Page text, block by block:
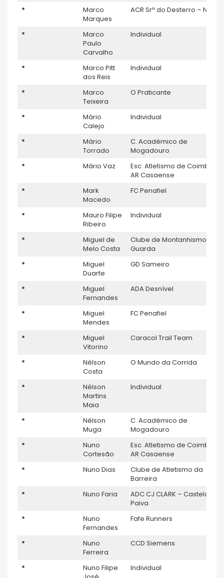
*
Marco
Marques
ACR Srª do Desterro – Napo
*
Marco
Paulo
Carvalho
Individual
*
Marco Pitt
dos Reis
Individual
*
Marco
Teixeira
O Praticante
*
Mário
Calejo
Individual
*
Mário
Torrado
C. Académico de
Mogadouro
*
Mário Vaz
Esc. Atletismo de Coimbra –
AR Casaense
*
Mark
Macedo
FC Penafiel
*
Mauro Filipe
Ribeiro
Individual
*
Miguel de
Melo Costa
Clube de Montanhismo da
Guarda
*
Miguel
Duarte
GD Sameiro
*
Miguel
Fernandes
ADA Desnível
*
Miguel
Mendes
FC Penafiel
*
Miguel
Vitorino
Caracol Trail Team
*
Nélson
Costa
O Mundo da Corrida
*
Nélson
Martins
Maia
Individual
*
Nélson
Muga
C. Académico de
Mogadouro
*
Nuno
Cortesão
Esc. Atletismo de Coimbra –
AR Casaense
*
Nuno Dias
Clube de Atletismo da
Barreira
*
Nuno Faria
ADC CJ CLARK – Castelo de
Paiva
*
Nuno
Fernandes
Fafe Runners
*
Nuno
Ferreira
CCD Siemens
*
Nuno Filipe
Individual